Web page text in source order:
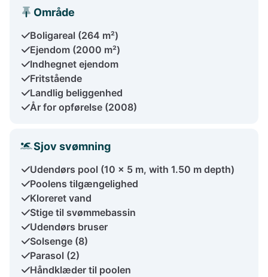
Område
Boligareal (264 m²)
Ejendom (2000 m²)
Indhegnet ejendom
Fritstående
Landlig beliggenhed
År for opførelse (2008)
Sjov svømning
Udendørs pool (10 x 5 m, with 1.50 m depth)
Poolens tilgængelighed
Kloreret vand
Stige til svømmebassin
Udendørs bruser
Solsenge (8)
Parasol (2)
Håndklæder til poolen